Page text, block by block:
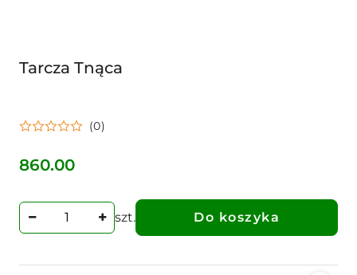
Tarcza Tnąca
(0)
Cena:
860.00
szt. Do koszyka